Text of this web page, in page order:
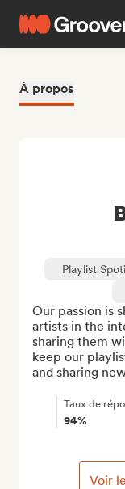
À propos
Playlist
Our passion is
artists in the
sharing them
keep our
and sharing
Taux de
94%
Voir